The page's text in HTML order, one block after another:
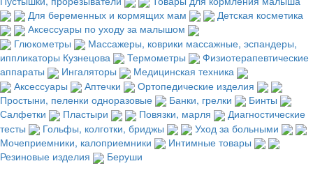
Для беременных и кормящих мам
Детская косметика
Аксессуары по уходу за малышом
Глюкометры
Массажеры, коврики массажные, эспандеры,
иппликаторы Кузнецова
Термометры
Физиотерапевтические
аппараты
Ингаляторы
Медицинская техника
Аксессуары
Аптечки
Ортопедические изделия
Простыни, пеленки одноразовые
Банки, грелки
Бинты
Салфетки
Пластыри Повязки, марля
Диагностические
тесты
Гольфы, колготки, бриджы
Уход за больными
Мочеприемники, калоприемники
Интимные товары
Резиновые изделия
Беруши